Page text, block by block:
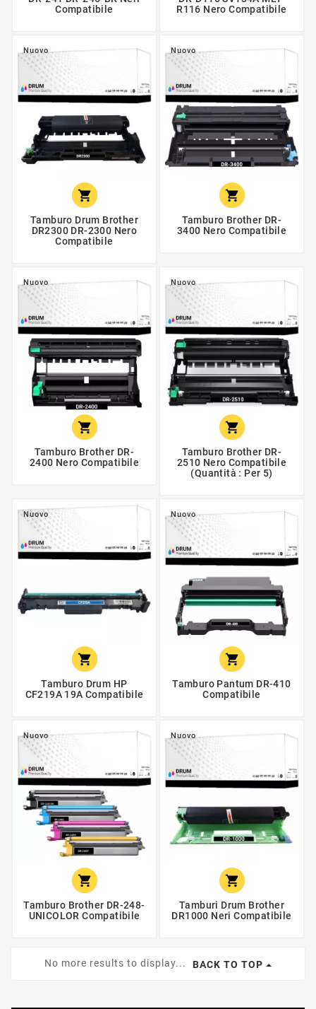
Compatibile
R116 Nero Compatibile
Nuovo

Tamburo Drum Brother
DR2300 DR-2300 Nero
Compatibile
Nuovo

Tamburo Brother DR-
3400 Nero Compatibile
Nuovo

Tamburo Brother DR-
2400 Nero Compatibile
Nuovo

Tamburo Brother DR-
2510 Nero Compatibile
(Quantità : Per 5)
Nuovo

Tamburo Drum HP
CF219A 19A Compatibile
Nuovo

Tamburo Pantum DR-410
Compatibile
Nuovo

Tamburo Brother DR-248-
UNICOLOR Compatibile
Nuovo

Tamburi Drum Brother
DR1000 Neri Compatibile
No more results to display... BACK TO TOP